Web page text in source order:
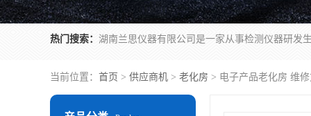
热门搜索：
当前位置： 首页 > 供应商机 > 老化房 > 电子产品老化房 维